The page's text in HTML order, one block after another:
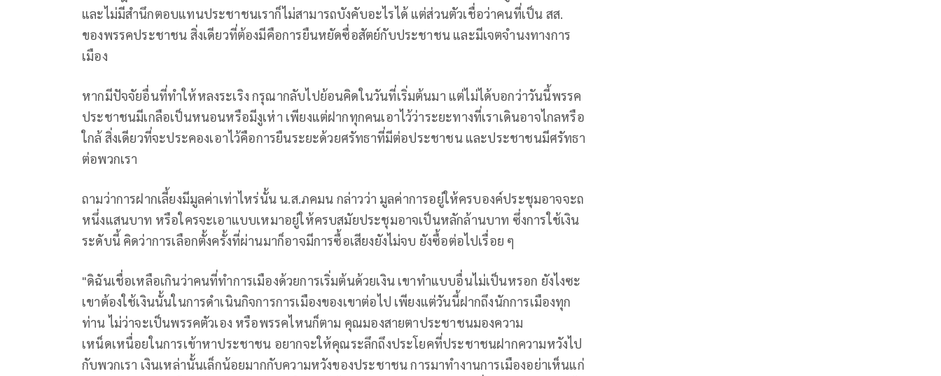
และไม่มีสำนึกตอบแทนประชาชนเราก็ไม่สามารถบังคับอะไรได้ แต่ส่วนตัวเชื่อว่าคนที่เป็น สส.
ของพรรคประชาชน สิ่งเดียวที่ต้องมีคือการยืนหยัดซื่อสัตย์กับประชาชน และมีเจตจำนงทางการ
เมือง
หากมีปัจจัยอื่นที่ทำให้หลงระเริง กรุณากลับไปย้อนคิดในวันที่เริ่มต้นมา แต่ไม่ได้บอกว่าวันนี้พรรค
ประชาชนมีเกลือเป็นหนอนหรือมีงูเห่า เพียงแต่ฝากทุกคนเอาไว้ว่าระยะทางที่เราเดินอาจไกลหรือ
ใกล้ สิ่งเดียวที่จะประคองเอาไว้คือการยืนระยะด้วยศรัทธาที่มีต่อประชาชน และประชาชนมีศรัทธา
ต่อพวกเรา
ถามว่าการฝากเลี้ยงมีมูลค่าเท่าไหร่นั้น น.ส.ภคมน กล่าวว่า มูลค่าการอยู่ให้ครบองค์ประชุมอาจจะถ
หนึ่งแสนบาท หรือใครจะเอาแบบเหมาอยู่ให้ครบสมัยประชุมอาจเป็นหลักล้านบาท ซึ่งการใช้เงิน
ระดับนี้ คิดว่าการเลือกตั้งครั้งที่ผ่านมาก็อาจมีการซื้อเสียงยังไม่จบ ยังซื้อต่อไปเรื่อย ๆ
"ดิฉันเชื่อเหลือเกินว่าคนที่ทำการเมืองด้วยการเริ่มต้นด้วยเงิน เขาทำแบบอื่นไม่เป็นหรอก ยังไงซะ
เขาต้องใช้เงินนั้นในการดำเนินกิจการการเมืองของเขาต่อไป เพียงแต่วันนี้ฝากถึงนักการเมืองทุก
ท่าน ไม่ว่าจะเป็นพรรคตัวเอง หรือพรรคไหนก็ตาม คุณมองสายตาประชาชนมองความ
เหน็ดเหนื่อยในการเข้าหาประชาชน อยากจะให้คุณระลึกถึงประโยคที่ประชาชนฝากความหวังไป
กับพวกเรา เงินเหล่านั้นเล็กน้อยมากกับความหวังของประชาชน การมาทำงานการเมืองอย่าเห็นแก่